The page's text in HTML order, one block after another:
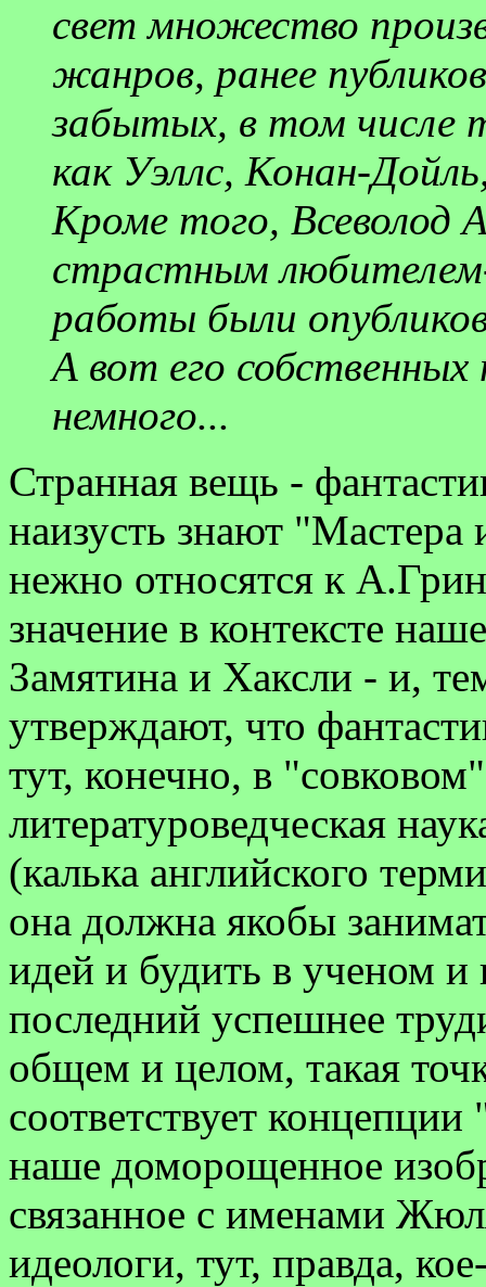
свет множество
жанров, ранее
забытых, в том числе
как Уэллс, Конан-
Кроме того, Всеволод
страстным
работы были
А вот его
немного...
Странная вещь -
наизусть знают "Мастера
нежно относятся к
значение в контексте
Замятина и Хаксли - и,
утверждают, что
тут, конечно, в
литературоведческая
(калька английского
она должна якобы
идей и будить в ученом
последний успешнее
общем и целом, такая
соответствует
наше доморощенное
связанное с именами
идеологи, тут, правда,